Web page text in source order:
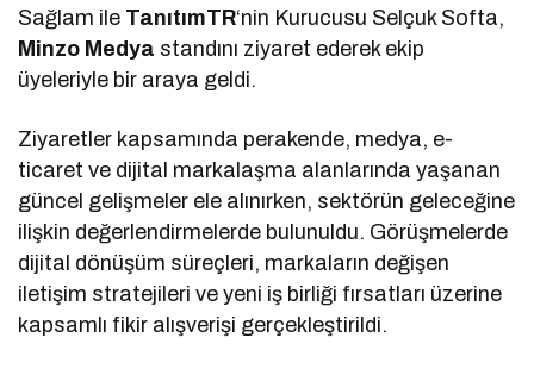
Sağlam ile TanıtımTR‘nin Kurucusu Selçuk Softa,
Minzo Medya standını ziyaret ederek ekip
üyeleriyle bir araya geldi.
Ziyaretler kapsamında perakende, medya, e-
ticaret ve dijital markalaşma alanlarında yaşanan
güncel gelişmeler ele alınırken, sektörün geleceğine
ilişkin değerlendirmelerde bulunuldu. Görüşmelerde
dijital dönüşüm süreçleri, markaların değişen
iletişim stratejileri ve yeni iş birliği fırsatları üzerine
kapsamlı fikir alışverişi gerçekleştirildi.